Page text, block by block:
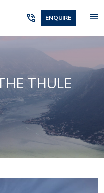
phone_in_talk ENQUIRE menu
THULE